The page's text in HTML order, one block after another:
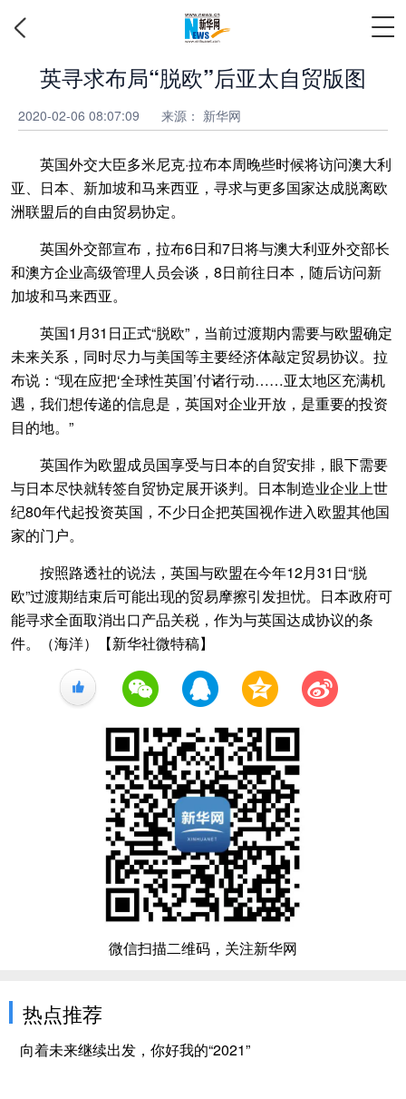
英寻求布局“脱欧”后亚太自贸版图
2020-02-06 08:07:09 来源： 新华网
英国外交大臣多米尼克·拉布本周晚些时候将访问澳大利
亚、日本、新加坡和马来西亚，寻求与更多国家达成脱离欧
洲联盟后的自由贸易协定。
英国外交部宣布，拉布6日和7日将与澳大利亚外交部长
和澳方企业高级管理人员会谈，8日前往日本，随后访问新
加坡和马来西亚。
英国1月31日正式“脱欧”，当前过渡期内需要与欧盟确定
未来关系，同时尽力与美国等主要经济体敲定贸易协议。拉
布说：“现在应把‘全球性英国’付诸行动……亚太地区充满机
遇，我们想传递的信息是，英国对企业开放，是重要的投资
目的地。”
英国作为欧盟成员国享受与日本的自贸安排，眼下需要
与日本尽快就转签自贸协定展开谈判。日本制造业企业上世
纪80年代起投资英国，不少日企把英国视作进入欧盟其他国
家的门户。
按照路透社的说法，英国与欧盟在今年12月31日“脱
欧”过渡期结束后可能出现的贸易摩擦引发担忧。日本政府可
能寻求全面取消出口产品关税，作为与英国达成协议的条
件。（海洋）【新华社微特稿】
+1
微信扫描二维码，关注新华网
热点推荐
向着未来继续出发，你好我的“2021”